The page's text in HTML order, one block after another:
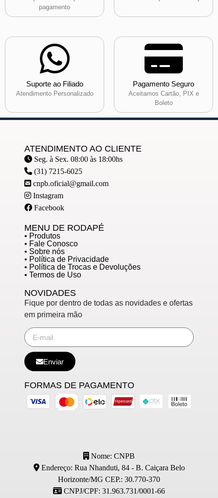
pagamento
Suporte ao Filiado
Atendimento Personalizado
Pagamento Seguro
Aceitamos Cartão, PIX e
Boleto
ATENDIMENTO AO CLIENTE
Seg. à Sex. 08:00 às 18:00hs
(31) 7215-6025
cnpb.oficial@gmail.com
Instagram
Facebook
MENU DE RODAPÉ
• Produtos
• Fale Conosco
• Sobre nós
• Política de Privacidade
• Política de Trocas e Devoluções
• Termos de Uso
NOVIDADES
Fique por dentro de todas as novidades e ofertas
em primeira mão
Enviar
FORMAS DE PAGAMENTO
Nome: CNPB
Endereço: Rua Nhanduti, 84 - B. Caiçara Belo
Horizonte/MG CEP.: 30.770-370
CNPJ/CPF: 31.963.731/0001-66